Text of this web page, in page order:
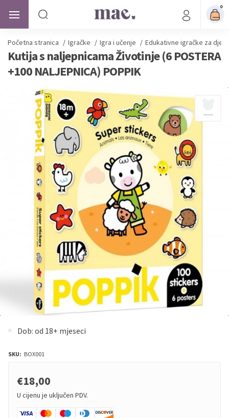
0
Početna stranica / Igračke / Igra i učenje / Edukativne igračke za
Kutija s naljepnicama Životinje (6 POSTERA
+100 NALJEPNICA) POPPIK
Dob: od 18+ mjeseci
SKU: BOX001
€18,00
U cijenu je uključen PDV.